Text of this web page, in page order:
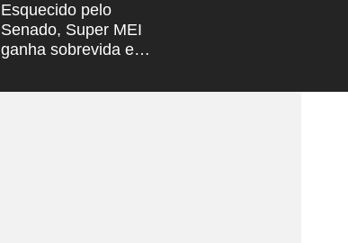
Esquecido pelo
Senado, Super MEI
ganha sobrevida e